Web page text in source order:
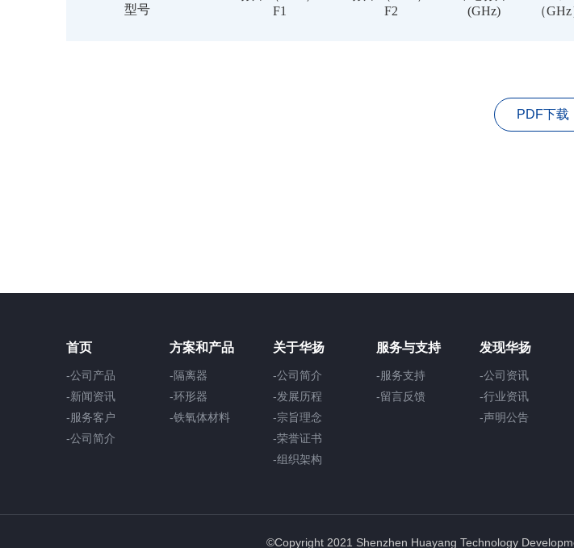
型号
F1
F2
(GHz)
（GHz
PDF下载
首页
-公司产品
-新闻资讯
-服务客户
-公司简介
方案和产品
-隔离器
-环形器
-铁氧体材料
关于华扬
-公司简介
-发展历程
-宗旨理念
-荣誉证书
-组织架构
服务与支持
-服务支持
-留言反馈
发现华扬
-公司资讯
-行业资讯
-声明公告
©Copyright 2021 Shenzhen Huayang Technology